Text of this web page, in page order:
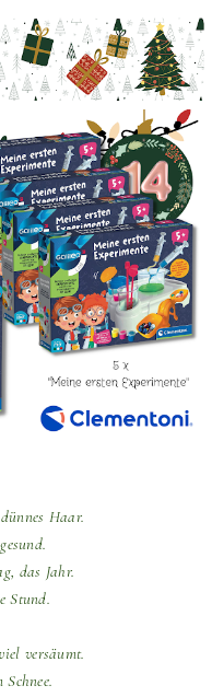
Haar.
das Jahr.
Stund.
versäumt.